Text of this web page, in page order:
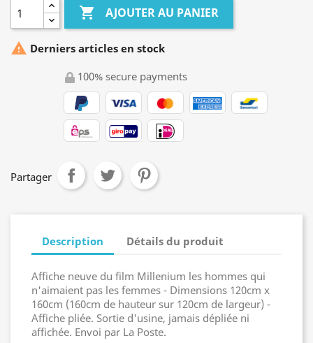
 AJOUTER AU PANIER
 Derniers articles en stock
100% secure payments
Partager
Description Détails du produit
Affiche neuve du film Millenium les hommes qui
n'aimaient pas les femmes - Dimensions 120cm x
160cm (160cm de hauteur sur 120cm de largeur) -
Affiche pliée. Sortie d'usine, jamais dépliée ni
affichée. Envoi par La Poste.